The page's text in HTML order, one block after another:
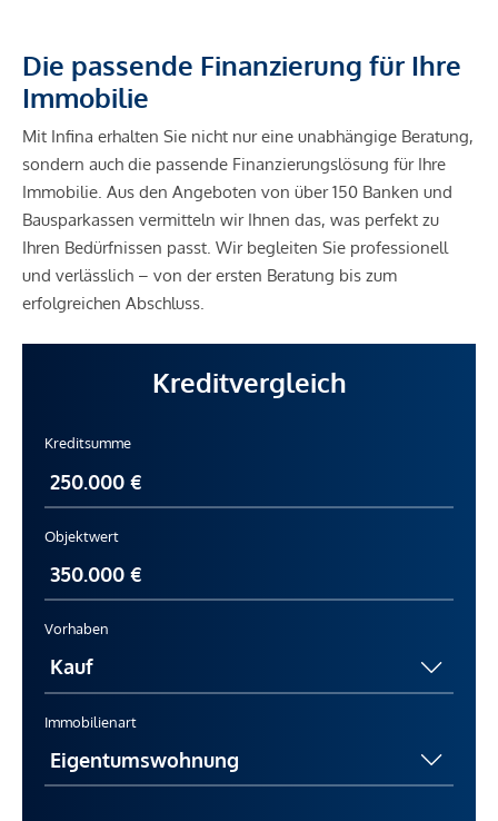
Die passende Finanzierung für Ihre
Immobilie
Mit Infina erhalten Sie nicht nur eine unabhängige Beratung,
sondern auch die passende Finanzierungslösung für Ihre
Immobilie. Aus den Angeboten von über 150 Banken und
Bausparkassen vermitteln wir Ihnen das, was perfekt zu
Ihren Bedürfnissen passt. Wir begleiten Sie professionell
und verlässlich – von der ersten Beratung bis zum
erfolgreichen Abschluss.
Kreditvergleich
Kreditsumme
Objektwert
Vorhaben
Immobilienart